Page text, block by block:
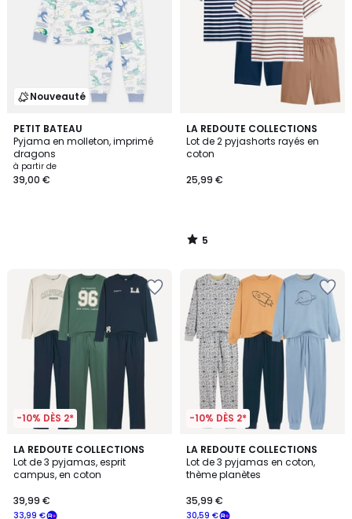
Nouveauté
PETIT BATEAU
Pyjama en molleton, imprimé
dragons
à partir de
39,00 €
LA REDOUTE COLLECTIONS
Lot de 2 pyjashorts rayés en
coton
25,99 €
5
/
5
5
/
-10% DÈS 2*
LA REDOUTE COLLECTIONS
Lot de 3 pyjamas, esprit
campus, en coton
33,99 €
39,99 €
4,5
/ 5
-10% DÈS 2*
LA REDOUTE COLLECTIONS
Lot de 3 pyjamas en coton,
thème planètes
30,59 €
35,99 €
1
/
5